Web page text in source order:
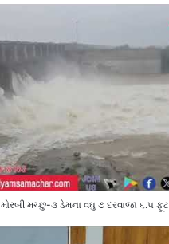
મોરબી મચ્છુ-૩ ડેમના વઘુ ૭ દરવાજા ૬.૫